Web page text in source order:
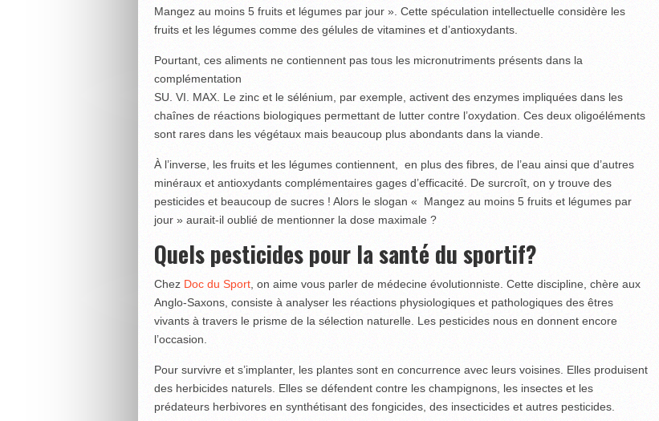
Mangez au moins 5 fruits et légumes par jour ». Cette spéculation intellectuelle considère les
fruits et les légumes comme des gélules de vitamines et d’antioxydants.
Pourtant, ces aliments ne contiennent pas tous les micronutriments présents dans la
complémentation
SU. VI. MAX. Le zinc et le sélénium, par exemple, activent des enzymes impliquées dans les
chaînes de réactions biologiques permettant de lutter contre l’oxydation. Ces deux oligoéléments
sont rares dans les végétaux mais beaucoup plus abondants dans la viande.
À l’inverse, les fruits et les légumes contiennent, en plus des fibres, de l’eau ainsi que d’autres
minéraux et antioxydants complémentaires gages d’efficacité. De surcroît, on y trouve des
pesticides et beaucoup de sucres ! Alors le slogan « Mangez au moins 5 fruits et légumes par
jour » aurait-il oublié de mentionner la dose maximale ?
Quels pesticides pour la santé du sportif?
Chez Doc du Sport, on aime vous parler de médecine évolutionniste. Cette discipline, chère aux
Anglo-Saxons, consiste à analyser les réactions physiologiques et pathologiques des êtres
vivants à travers le prisme de la sélection naturelle. Les pesticides nous en donnent encore
l’occasion.
Pour survivre et s’implanter, les plantes sont en concurrence avec leurs voisines. Elles produisent
des herbicides naturels. Elles se défendent contre les champignons, les insectes et les
prédateurs herbivores en synthétisant des fongicides, des insecticides et autres pesticides.